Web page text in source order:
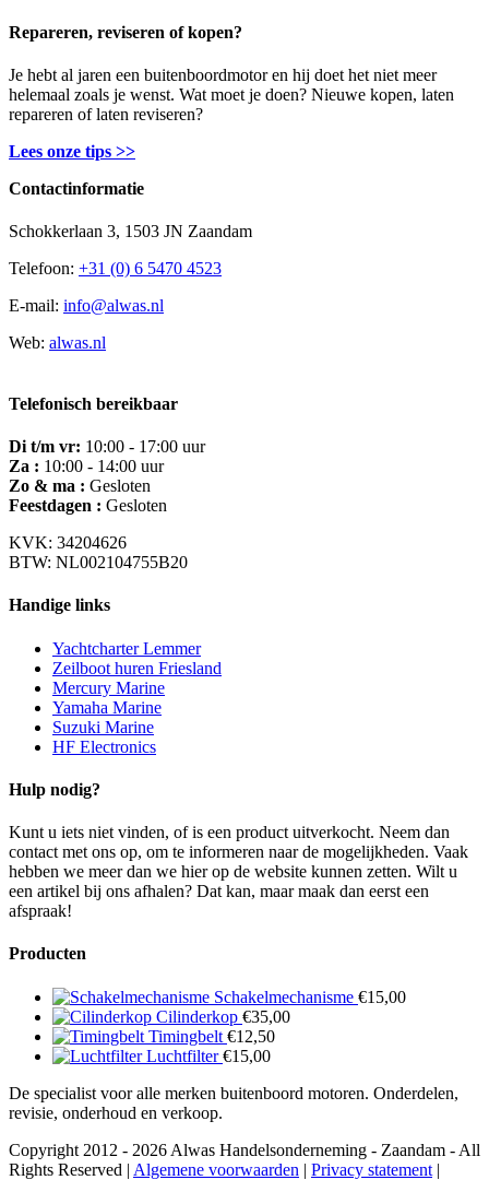
Repareren, reviseren of kopen?
Je hebt al jaren een buitenboordmotor en hij doet het niet meer
helemaal zoals je wenst. Wat moet je doen? Nieuwe kopen, laten
repareren of laten reviseren?
Lees onze tips >>
Contactinformatie
Schokkerlaan 3, 1503 JN Zaandam
Telefoon: +31 (0) 6 5470 4523
E-mail: info@alwas.nl
Web: alwas.nl
Telefonisch bereikbaar
Di t/m vr: 10:00 - 17:00 uur
Za : 10:00 - 14:00 uur
Zo & ma : Gesloten
Feestdagen : Gesloten
KVK: 34204626
BTW: NL002104755B20
Handige links
Yachtcharter Lemmer
Zeilboot huren Friesland
Mercury Marine
Yamaha Marine
Suzuki Marine
HF Electronics
Hulp nodig?
Kunt u iets niet vinden, of is een product uitverkocht. Neem dan
contact met ons op, om te informeren naar de mogelijkheden. Vaak
hebben we meer dan we hier op de website kunnen zetten. Wilt u
een artikel bij ons afhalen? Dat kan, maar maak dan eerst een
afspraak!
Producten
Schakelmechanisme €15,00
Cilinderkop €35,00
Timingbelt €12,50
Luchtfilter €15,00
De specialist voor alle merken buitenboord motoren. Onderdelen,
revisie, onderhoud en verkoop.
Copyright 2012 - 2026 Alwas Handelsonderneming - Zaandam - All
Rights Reserved | Algemene voorwaarden | Privacy statement |